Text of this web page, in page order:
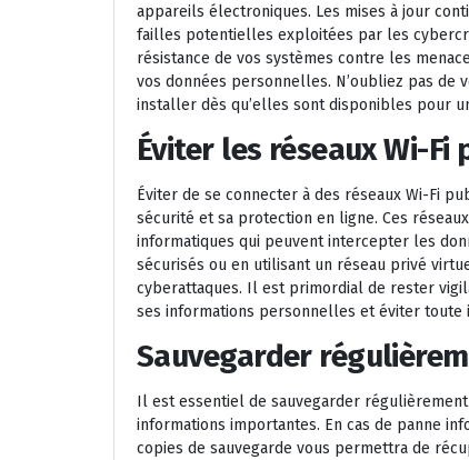
appareils électroniques. Les mises à jour
failles potentielles exploitées par les
résistance de vos systèmes contre les
vos données personnelles. N’oubliez pas
installer dès qu’elles sont disponibles pour
Éviter les réseaux Wi-
Éviter de se connecter à des réseaux Wi-Fi
sécurité et sa protection en ligne. Ces
informatiques qui peuvent intercepter les
sécurisés ou en utilisant un réseau privé
cyberattaques. Il est primordial de rester
ses informations personnelles et éviter toute
Sauvegarder
Il est essentiel de sauvegarder
informations importantes. En cas de panne
copies de sauvegarde vous permettra de